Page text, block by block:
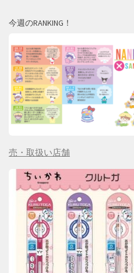
今週のRANKING！
売・取扱い店舗